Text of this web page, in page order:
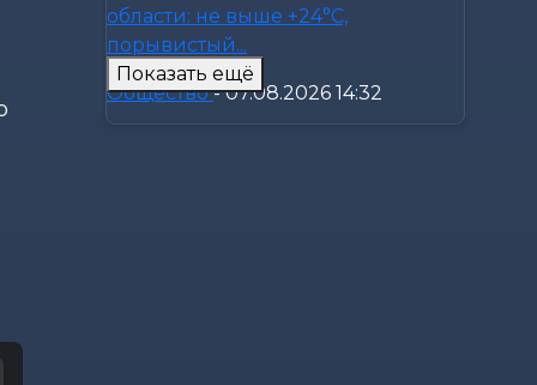
области: не выше +24°С,
порывистый...
Общество -07.08.2026 14:32
Показать ещё